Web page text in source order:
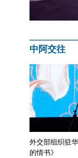
中阿交往
外交部组织驻
的情书》